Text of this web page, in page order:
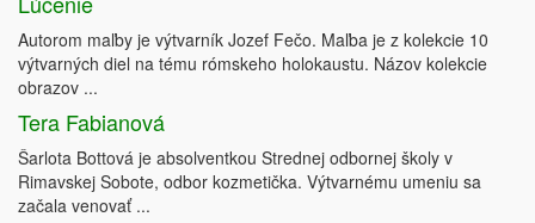
Autorom maľby je výtvarník Jozef Fečo. Maľba je z kolekcie 10
výtvarných diel na tému rómskeho holokaustu. Názov kolekcie
obrazov ...
Tera Fabianová
Šarlota Bottová je absolventkou Strednej odbornej školy v
Rimavskej Sobote, odbor kozmetička. Výtvarnému umeniu sa
začala venovať ...